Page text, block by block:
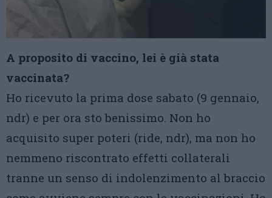
A proposito di vaccino, lei è già stata
vaccinata?
Ho ricevuto la prima dose sabato (9 gennaio,
ndr) e per ora sto benissimo. Non ho
acquisito super poteri (ride, ndr), ma non ho
nemmeno riscontrato effetti collaterali
tranne un senso di indolenzimento al braccio